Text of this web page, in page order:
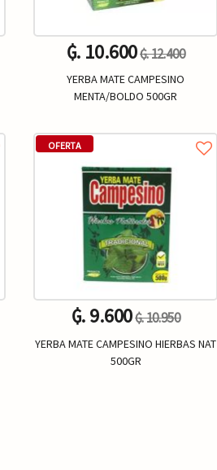
₲. 10.600₲. 12.400
YERBA MATE CAMPESINO
MENTA/BOLDO 500GR
OFERTA
₲. 9.600₲. 10.950
YERBA MATE CAMPESINO HIERBAS NAT
500GR